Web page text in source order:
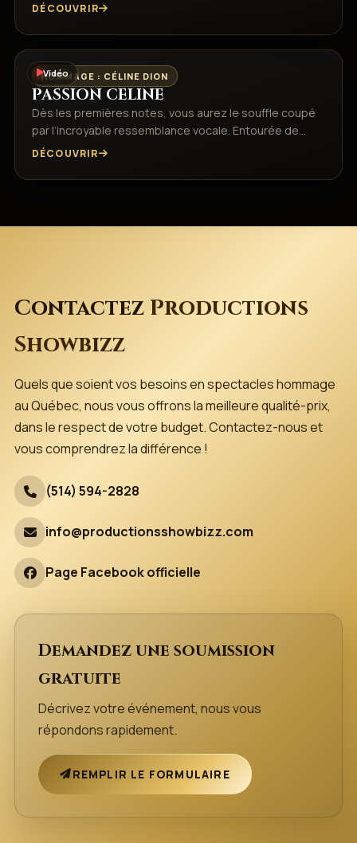
DÉCOUVRIR
Vidéo
HOMMAGE : CÉLINE DION
PASSION CELINE
Dès les premières notes, vous aurez le souffle coupé
par l’incroyable ressemblance vocale.​ Entourée de…
DÉCOUVRIR
Contactez Productions
Showbizz
Quels que soient vos besoins en spectacles hommage
au Québec, nous vous offrons la meilleure qualité-prix,
dans le respect de votre budget. Contactez-nous et
vous comprendrez la différence !
(514) 594-2828
info@productionsshowbizz.com
Page Facebook officielle
Demandez une soumission
gratuite
Décrivez votre événement, nous vous
répondons rapidement.
REMPLIR LE FORMULAIRE